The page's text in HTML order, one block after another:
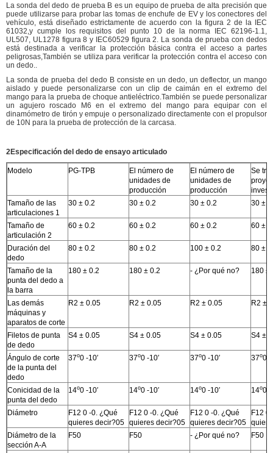
La sonda del dedo de prueba B es un equipo de prueba de alta precisión que
puede utilizarse para probar las tomas de enchufe de EV y los conectores del
vehículo, está diseñado estrictamente de acuerdo con la figura 2 de la IEC
61032,y cumple los requisitos del punto 10 de la norma IEC 62196-1.1,
UL507, UL1278 figura 8 y IEC60529 figura 2. La sonda de prueba con dedos
está destinada a verificar la protección básica contra el acceso a partes
peligrosas,También se utiliza para verificar la protección contra el acceso con
un dedo..
La sonda de prueba del dedo B consiste en un dedo, un deflector, un mango
aislado y puede personalizarse con un clip de caimán en el extremo del
mango para la prueba de choque antieléctrico.También se puede personalizar
un agujero roscado M6 en el extremo del mango para equipar con el
dinamómetro de tirón y empuje o personalizado directamente con el propulsor
de 10N para la prueba de protección de la carcasa.
2Especificación del dedo de ensayo articulado
Modelo PG-TPB
El número de
unidades de
producción
El número de
unidades de
producción
Se
Tamaño de las
articulaciones 1
30 ± 0.2 30 ± 0.2 30 ± 0.2 30 ±
Tamaño de
articulación 2
60 ± 0.2 60 ± 0.2 60 ± 0.2 60 ±
Duración del
dedo
80 ± 0.2 80 ± 0.2 100 ± 0.2 80 ±
Tamaño de la
punta del dedo a
la barra
180 ± 0.2 180 ± 0.2 - ¿Por qué no? 180 ±
Las demás
máquinas y
aparatos de corte
R2 ± 0.05 R2 ± 0.05 R2 ± 0.05 R2 ±
Filetos de punta
de dedo
S4 ± 0.05 S4 ± 0.05 S4 ± 0.05 S4 ±
Ángulo de corte
de la punta del
dedo
37o0 -10′ 37o0 -10′ 37o0 -10′ 37o0 -
Conicidad de la
punta del dedo
14o0 -10′ 14o0 -10′ 14o0 -10′ 14o0 -
Diámetro
F12 0 -0. ¿Qué
quieres decir?05
F12 0 -0. ¿Qué
quieres decir?05
F12 0 -0. ¿Qué
quieres decir?05
F12 0
Diámetro de la
sección A-A
F50 F50 - ¿Por qué no? F50